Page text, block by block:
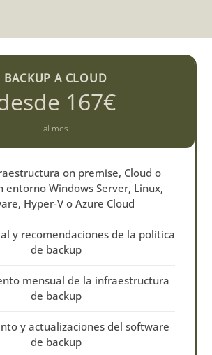
BACKUP A CLOUD
167€
al mes
on premise, Cloud o
entorno Windows Server, Linux,
Hyper-V o Azure Cloud
y recomendaciones de la política
de backup
mensual de la infraestructura
de backup
y actualizaciones del software
de backup